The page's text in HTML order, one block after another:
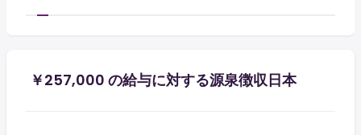
￥257,000 の給与に対する源泉徴収日本